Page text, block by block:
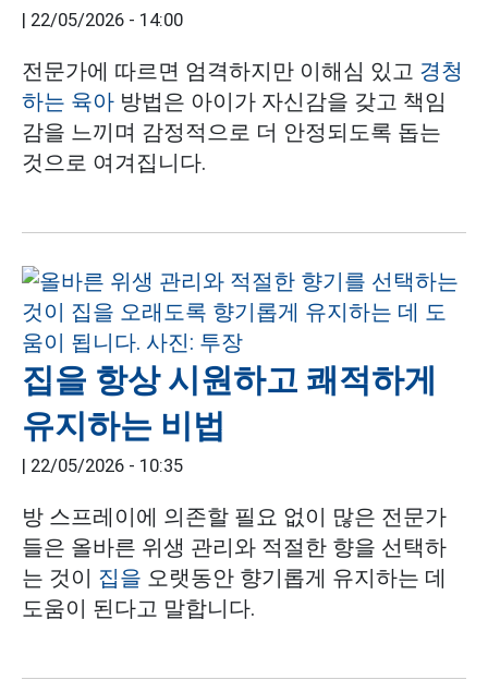
| 22/05/2026 - 14:00
전문가에 따르면 엄격하지만 이해심 있고 경청
하는 육아 방법은 아이가 자신감을 갖고 책임
감을 느끼며 감정적으로 더 안정되도록 돕는
것으로 여겨집니다.
집을 항상 시원하고 쾌적하게
유지하는 비법
| 22/05/2026 - 10:35
방 스프레이에 의존할 필요 없이 많은 전문가
들은 올바른 위생 관리와 적절한 향을 선택하
는 것이 집을 오랫동안 향기롭게 유지하는 데
도움이 된다고 말합니다.